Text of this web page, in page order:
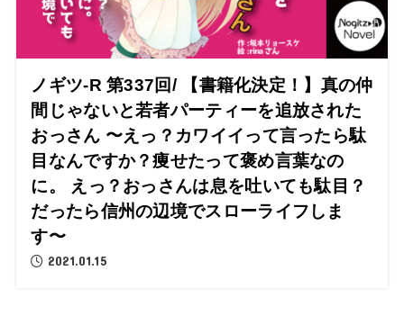
ノギツ-R 第337回/ 【書籍化決定！】真の仲
間じゃないと若者パーティーを追放された
おっさん 〜えっ？カワイイって言ったら駄
目なんですか？痩せたって褒め言葉なの
に。 えっ？おっさんは息を吐いても駄目？
だったら信州の辺境でスローライフしま
す〜
2021.01.15